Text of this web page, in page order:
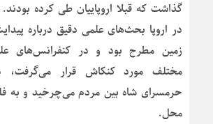
گذاشت که قبلا اروپاییان طی کرده
در اروپا بحث‌های علمی دقیق درباره
زمین مطرح بود و در کنفرانس‌های
مختلف مورد کنکاش قرار می‌گرفت،
حرمسرای شاه بین مردم می‌چرخید و به
محل.